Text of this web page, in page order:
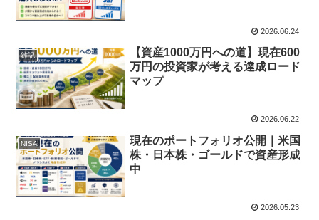
2026.06.24
雑記
【資産1000万円への道】現在600
万円の投資家が考える達成ロード
マップ
2026.06.22
NISA
現在のポートフォリオ公開｜米国
株・日本株・ゴールドで資産形成
中
2026.05.23